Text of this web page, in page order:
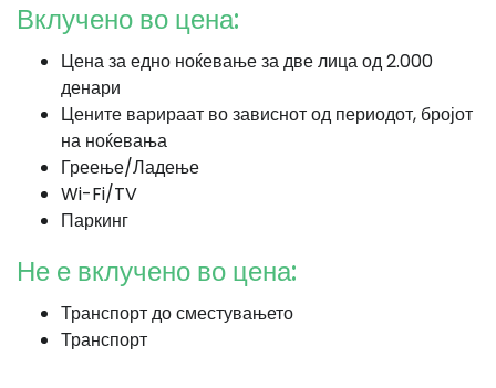
Вклучено во цена:
Цена за едно ноќевање за две лица од 2.000
денари
Цените варираат во зависнот од периодот, бројот
на ноќевања
Греење/Ладење
Wi-Fi/TV
Паркинг
Не е вклучено во цена:
Транспорт до сместувањето
Транспорт